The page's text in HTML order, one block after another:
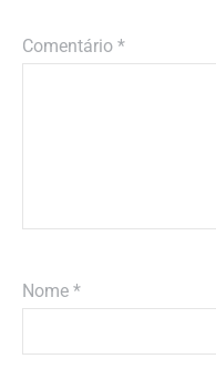
Comentário *
Nome *